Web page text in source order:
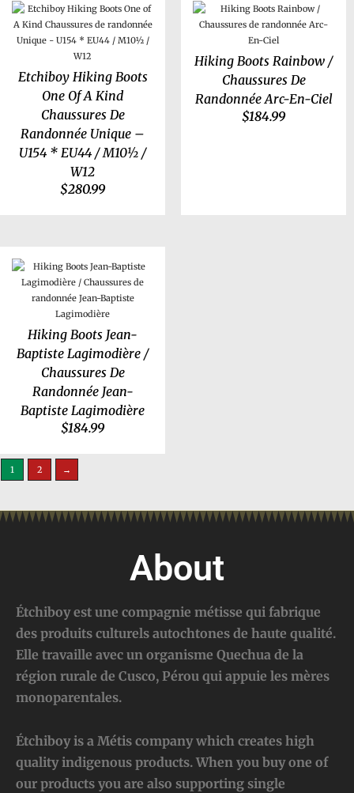
Etchiboy Hiking Boots
One Of A Kind
Chaussures De
Randonnée Unique –
U154 * EU44 / M10½ /
W12
$280.99
Hiking Boots Rainbow /
Chaussures De
Randonnée Arc-En-Ciel
$184.99
Hiking Boots Jean-
Baptiste Lagimodière /
Chaussures De
Randonnée Jean-
Baptiste Lagimodière
$184.99
1 2 →
About
Étchiboy est une compagnie métisse qui fabrique
des produits culturels autochtones de haute qualité.
Elle travaille avec un organisme Quechua de la
région rurale de Cusco, Pérou qui appuie les mères
monoparentales.
Étchiboy is a Métis company which creates high
quality indigenous products. When you buy one of
our products you are also supporting single